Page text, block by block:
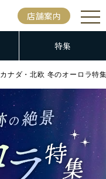
店舗案内
特集
ナダ・北欧 冬のオーロラ特